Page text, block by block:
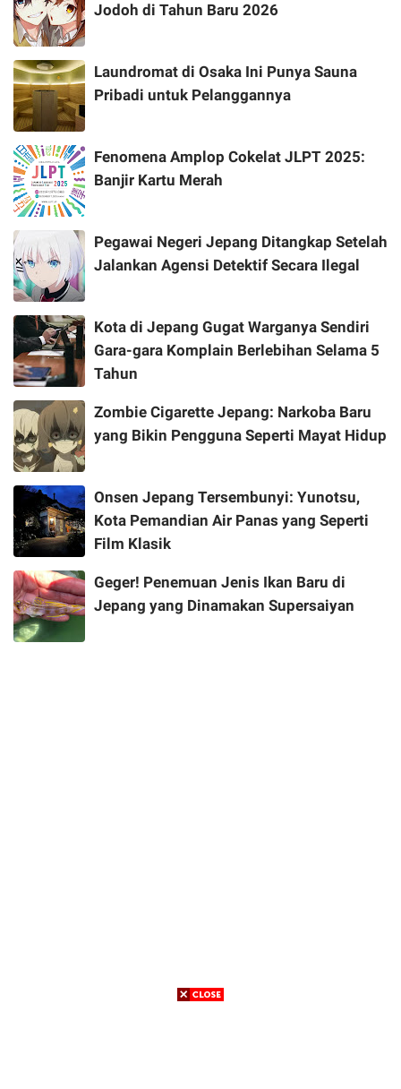
Jodoh di Tahun Baru 2026
Laundromat di Osaka Ini Punya Sauna
Pribadi untuk Pelanggannya
Fenomena Amplop Cokelat JLPT 2025:
Banjir Kartu Merah
Pegawai Negeri Jepang Ditangkap Setelah
Jalankan Agensi Detektif Secara Ilegal
Kota di Jepang Gugat Warganya Sendiri
Gara-gara Komplain Berlebihan Selama 5
Tahun
Zombie Cigarette Jepang: Narkoba Baru
yang Bikin Pengguna Seperti Mayat Hidup
Onsen Jepang Tersembunyi: Yunotsu,
Kota Pemandian Air Panas yang Seperti
Film Klasik
Geger! Penemuan Jenis Ikan Baru di
Jepang yang Dinamakan Supersaiyan